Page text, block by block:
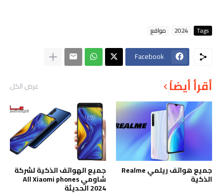
Tags
2024 مواقع
Facebook
أقرأ أيضاً عرض الكل
جميع هواتف ريلمي Realme
الذكية
جميع الهواتف الذكية لشركة
شاومي All Xiaomi phones
2024 الحديثة